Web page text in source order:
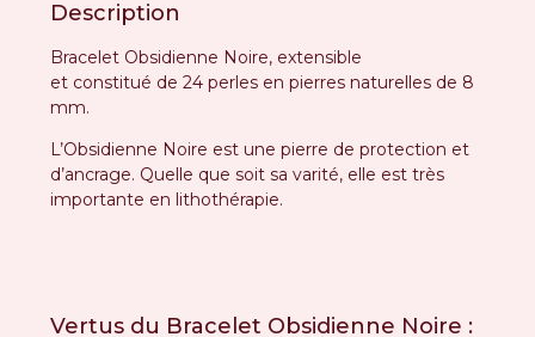
Description
Bracelet Obsidienne Noire, extensible
et constitué de 24 perles en pierres naturelles de 8
mm.
L’Obsidienne Noire est une pierre de protection et
d’ancrage. Quelle que soit sa varité, elle est très
importante en lithothérapie.
Vertus du Bracelet Obsidienne Noire :